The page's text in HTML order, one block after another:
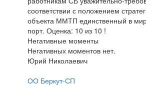
соответствии с положением
объекта ММТП единственный в
порт. Оценка: 10 из 10 !
Негативные моменты
Негативных моментов нет.
Юрий Николаевич
ОО Беркут-СП